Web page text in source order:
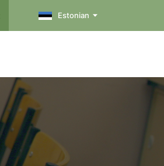
Estonian